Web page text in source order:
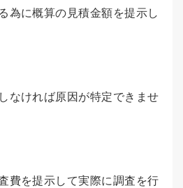
為に概算の見積金額を提示し
なければ原因が特定できませ
費を提示して実際に調査を行